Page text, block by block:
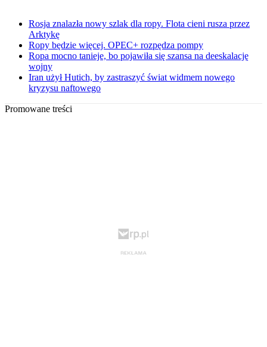
Rosja znalazła nowy szlak dla ropy. Flota cieni rusza przez
Arktykę
Ropy będzie więcej. OPEC+ rozpędza pompy
Ropa mocno tanieje, bo pojawiła się szansa na deeskalację
wojny
Iran użył Hutich, by zastraszyć świat widmem nowego
kryzysu naftowego
Promowane treści